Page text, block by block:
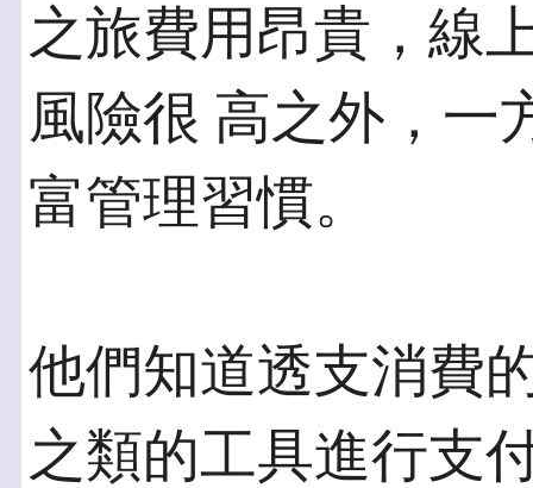
之旅費用昂貴，線
風險很 高之外，一
富管理習慣。
他們知道透支消費
之類的工具進行支